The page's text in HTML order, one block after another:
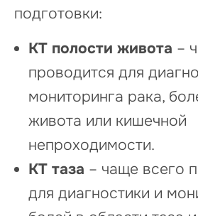
подготовки:
КТ полости живота –
проводится для
мониторинга рака,
живота или кишечной
непроходимости.
КТ таза – чаще всего
для диагностики и